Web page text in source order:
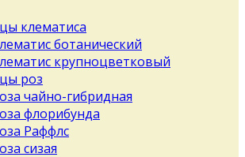
клематиса
ботанический
крупноцветковый
роз
чайно-гибридная
флорибунда
Раффлс
сизая